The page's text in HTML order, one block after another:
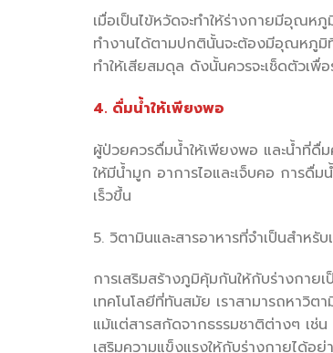
เมื่อเป็นไข้หวัดจะทำให้ร่างกายมีอุณห
ทำงานได้ตามปกตินั้นจะต้องมีอุณหภูมิ
ทำให้เสียสมดุล ดังนั้นควรจะเช็ดตัวเ
4. ดื่มน้ำให้เพียงพอ
ผู้ป่วยควรดื่มน้ำให้เพียงพอ และน้ำที่ดื่
ให้มีน้ำมูก อาการไอและเจ็บคอ การดื่ม
เร็วขึ้น
5. วิตามินและสารอาหารที่จำเป็นสำหรั
การเสริมสร้างภูมิคุ้มกันให้กับร่างกาย
เทคโนโลยีที่ทันสมัย เราสามารถหาวิต
แม้แต่สารสกัดจากธรรมชาติต่างๆ เช่น
เสริมความแข็งแรงให้กับร่างกายได้อ